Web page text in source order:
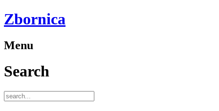
Zbornica
Menu
Search